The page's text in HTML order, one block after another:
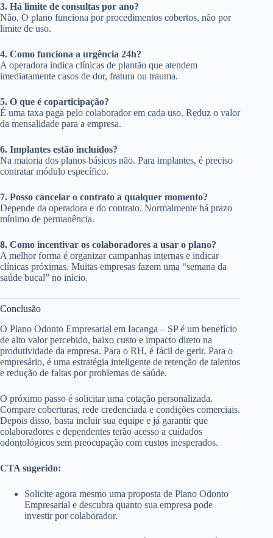
3. Há limite de consultas por ano?
Não. O plano funciona por procedimentos cobertos, não por
limite de uso.
4. Como funciona a urgência 24h?
A operadora indica clínicas de plantão que atendem
imediatamente casos de dor, fratura ou trauma.
5. O que é coparticipação?
É uma taxa paga pelo colaborador em cada uso. Reduz o valor
da mensalidade para a empresa.
6. Implantes estão incluídos?
Na maioria dos planos básicos não. Para implantes, é preciso
contratar módulo específico.
7. Posso cancelar o contrato a qualquer momento?
Depende da operadora e do contrato. Normalmente há prazo
mínimo de permanência.
8. Como incentivar os colaboradores a usar o plano?
A melhor forma é organizar campanhas internas e indicar
clínicas próximas. Muitas empresas fazem uma “semana da
saúde bucal” no início.
Conclusão
O Plano Odonto Empresarial em Iacanga – SP é um benefício
de alto valor percebido, baixo custo e impacto direto na
produtividade da empresa. Para o RH, é fácil de gerir. Para o
empresário, é uma estratégia inteligente de retenção de talentos
e redução de faltas por problemas de saúde.
O próximo passo é solicitar uma cotação personalizada.
Compare coberturas, rede credenciada e condições comerciais.
Depois disso, basta incluir sua equipe e já garantir que
colaboradores e dependentes terão acesso a cuidados
odontológicos sem preocupação com custos inesperados.
CTA sugerido:
Solicite agora mesmo uma proposta de Plano Odonto
Empresarial e descubra quanto sua empresa pode
investir por colaborador.